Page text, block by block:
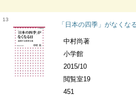
13
「日本の四季」がなくな
中村尚著
小学館
2015/10
閲覧室19
451